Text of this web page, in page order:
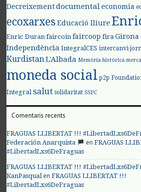
Decreixement documental economia
ecoxarxes Educació lliure
Enric Duran faircoin faircoop fira Girona
Independència IntegralCES intercanvi
KurdistanL'Albada Memòria històrica
moneda social p2p
Integral salut solidaritat SSPC
Comentaris recents
FRAGUAS LLIBERTAT !!!
Federación Anarquista
enFRAGUAS
#LibertadLxs6DeFraguas
FRAGUAS LLIBERTAT !!!
KanPasqualenFRAGUAS LLIBERTAT !!!
#LibertadLxs6DeFraguas